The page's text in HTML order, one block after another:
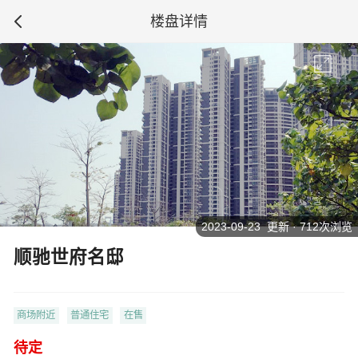
楼盘详情
顺驰世府名邸
商场附近 普通住宅 在售
待定
2023-09-23 更新 · 712次浏览